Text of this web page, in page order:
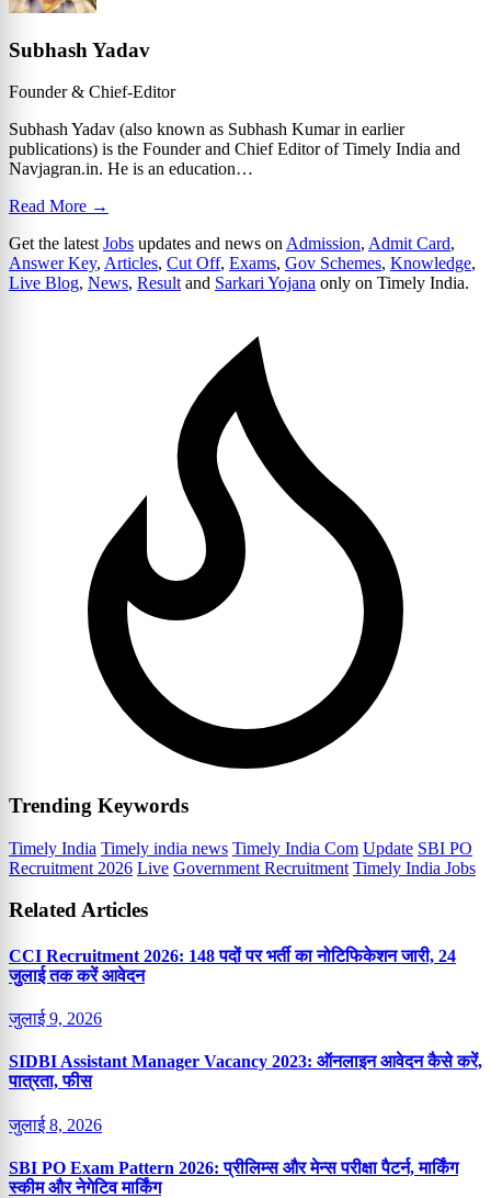
Subhash Yadav
Founder & Chief-Editor
Subhash Yadav (also known as Subhash Kumar in earlier
publications) is the Founder and Chief Editor of Timely India and
Navjagran.in. He is an education…
Read More →
Get the latest Jobs updates and news on Admission, Admit Card,
Answer Key, Articles, Cut Off, Exams, Gov Schemes, Knowledge,
Live Blog, News, Result and Sarkari Yojana only on Timely India.
Trending Keywords
Timely India Timely india news Timely India Com Update SBI PO
Recruitment 2026 Live Government Recruitment Timely India Jobs
Related Articles
CCI Recruitment 2026: 148 पदों पर भर्ती का नोटिफिकेशन जारी, 24
जुलाई तक करें आवेदन
जुलाई 9, 2026
SIDBI Assistant Manager Vacancy 2023: ऑनलाइन आवेदन कैसे करें,
पात्रता, फीस
जुलाई 8, 2026
SBI PO Exam Pattern 2026: प्रीलिम्स और मेन्स परीक्षा पैटर्न, मार्किंग
स्कीम और नेगेटिव मार्किंग